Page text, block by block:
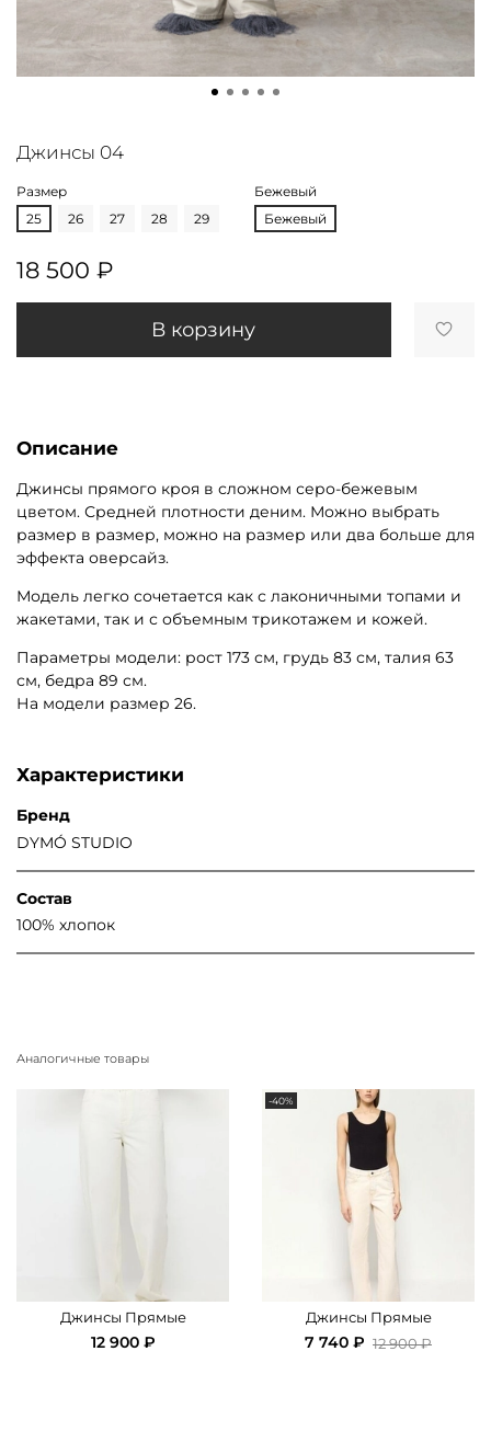
Джинсы 04
Размер
25
26 27 28 29
Бежевый
Бежевый
18 500 ₽
В корзину
Описание
Джинсы прямого кроя в сложном серо-бежевым
цветом. Средней плотности деним. Можно выбрать
размер в размер, можно на размер или два больше для
эффекта оверсайз.
Модель легко сочетается как с лаконичными топами и
жакетами, так и с объемным трикотажем и кожей.
Параметры модели: рост 173 см, грудь 83 см, талия 63
см, бедра 89 см.
На модели размер 26.
Характеристики
Бренд
DYMÓ STUDIO
Состав
100% хлопок
Аналогичные товары
Джинсы Прямые
12 900 ₽
-40%
Джинсы Прямые
7 740 ₽ 12 900 ₽